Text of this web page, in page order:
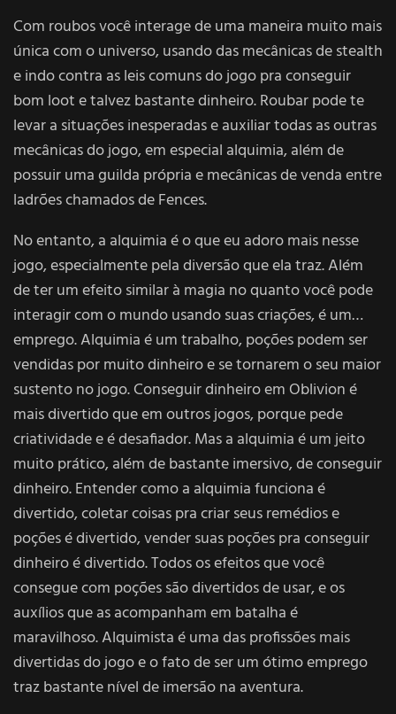
Com roubos você interage de uma maneira muito mais
única com o universo, usando das mecânicas de stealth
e indo contra as leis comuns do jogo pra conseguir
bom loot e talvez bastante dinheiro. Roubar pode te
levar a situações inesperadas e auxiliar todas as outras
mecânicas do jogo, em especial alquimia, além de
possuir uma guilda própria e mecânicas de venda entre
ladrões chamados de Fences.
No entanto, a alquimia é o que eu adoro mais nesse
jogo, especialmente pela diversão que ela traz. Além
de ter um efeito similar à magia no quanto você pode
interagir com o mundo usando suas criações, é um…
emprego. Alquimia é um trabalho, poções podem ser
vendidas por muito dinheiro e se tornarem o seu maior
sustento no jogo. Conseguir dinheiro em Oblivion é
mais divertido que em outros jogos, porque pede
criatividade e é desafiador. Mas a alquimia é um jeito
muito prático, além de bastante imersivo, de conseguir
dinheiro. Entender como a alquimia funciona é
divertido, coletar coisas pra criar seus remédios e
poções é divertido, vender suas poções pra conseguir
dinheiro é divertido. Todos os efeitos que você
consegue com poções são divertidos de usar, e os
auxílios que as acompanham em batalha é
maravilhoso. Alquimista é uma das profissões mais
divertidas do jogo e o fato de ser um ótimo emprego
traz bastante nível de imersão na aventura.